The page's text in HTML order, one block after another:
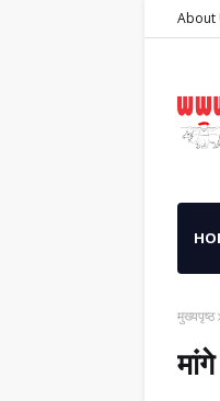
About
मुख्यपृष्ठ